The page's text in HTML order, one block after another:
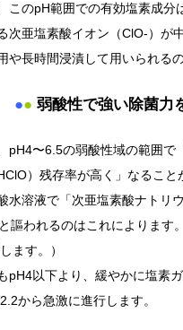
このpH範囲での有効塩素成分
次亜塩素酸イオン（ClO-）が
や長時間浸漬して用いられる
●● 弱酸性で強い除菌力
pH4〜6.5の弱酸性域の範囲で
）残存率が高く」なること
水溶液で「次亜塩素酸ナトリ
謳われるのはこれによります
ます。）
pH4以下より、緩やかに塩素ガ
から急激に進行します。